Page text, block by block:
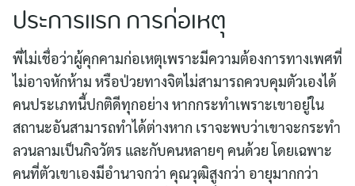
ประการแรก การก่อเหตุ
พี่ไม่เชื่อว่าผู้คุกคามก่อเหตุเพราะมีความต้องการทางเพศที่
ไม่อาจหักห้าม หรือป่วยทางจิตไม่สามารถควบคุมตัวเองได้
คนประเภทนี้ปกติดีทุกอย่าง หากกระทำเพราะเขาอยู่ใน
สถานะอันสามารถทำได้ต่างหาก เราจะพบว่าเขาจะกระทำ
ลวนลามเป็นกิจวัตร และกับคนหลายๆ คนด้วย โดยเฉพาะ
คนที่ตัวเขาเองมีอำนาจกว่า คุณวุฒิสูงกว่า อายุมากกว่า